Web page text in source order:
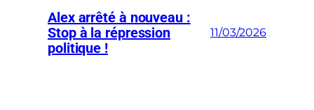
Alex arrêté à nouveau :
Stop à la répression
politique !
11/03/2026